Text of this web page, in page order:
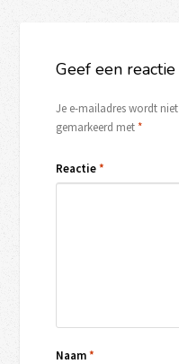
Geef een reactie
Je e-mailadres wordt
gemarkeerd met*
Reactie*
Naam*